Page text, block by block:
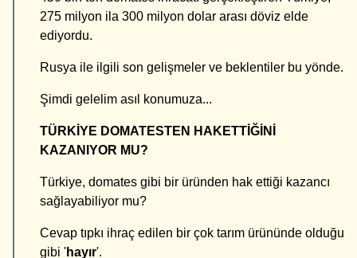
275 milyon ila 300 milyon dolar arası döviz elde
ediyordu.
Rusya ile ilgili son gelişmeler ve beklentiler bu yönde.
Şimdi gelelim asıl konumuza...
TÜRKİYE DOMATESTEN HAKETTİĞİNİ
KAZANIYOR MU?
Türkiye, domates gibi bir üründen hak ettiği kazancı
sağlayabiliyor mu?
Cevap tıpkı ihraç edilen bir çok tarım ürününde olduğu
gibi 'hayır'.